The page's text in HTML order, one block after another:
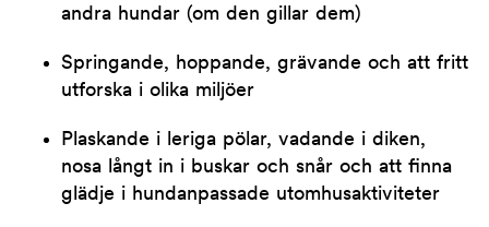
andra hundar (om den gillar dem)
Springande, hoppande, grävande och att fritt
utforska i olika miljöer
Plaskande i leriga pölar, vadande i diken,
nosa långt in i buskar och snår och att finna
glädje i hundanpassade utomhusaktiviteter